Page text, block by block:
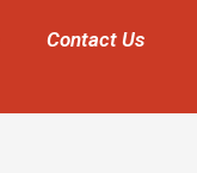
Contact Us